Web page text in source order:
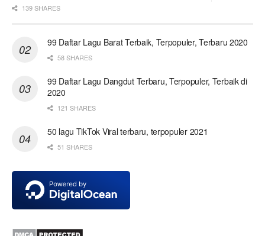
139 SHARES
99 Daftar Lagu Barat Terbaik, Terpopuler, Terbaru 2020
58 SHARES
99 Daftar Lagu Dangdut Terbaru, Terpopuler, Terbaik di
2020
121 SHARES
50 lagu TikTok Viral terbaru, terpopuler 2021
51 SHARES